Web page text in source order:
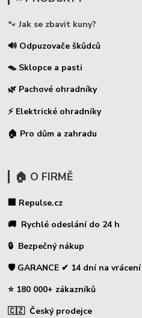
🐾 Jak se zbavit kuny?
🔊 Odpuzovače škůdců
🪤 Sklopce a pasti
🌿 Pachové ohradníky
⚡ Elektrické ohradníky
🏠 Pro dům a zahradu
🏠 O FIRMĚ
🏢 Repulse.cz
🚚 Rychlé odeslání do 24 h
🔒 Bezpečný nákup
🛡️ GARANCE ✔ 14 dní na vrácení
⭐ 180 000+ zákazníků
🇨🇿 Český prodejce